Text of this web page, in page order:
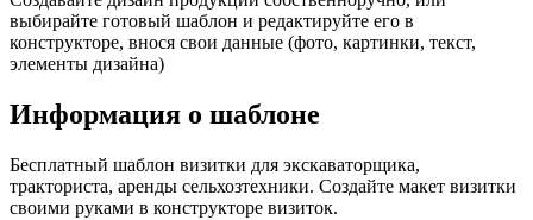
выбирайте готовый шаблон и редактируйте его в
конструкторе, внося свои данные (фото, картинки, текст,
элементы дизайна)
Информация о шаблоне
Бесплатный шаблон визитки для экскаваторщика,
тракториста, аренды сельхозтехники. Создайте макет визитки
своими руками в конструкторе визиток.